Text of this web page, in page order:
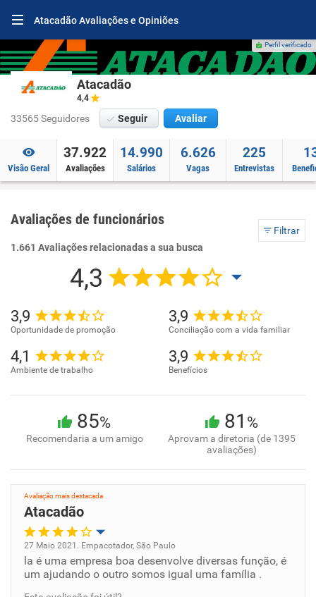
Atacadão Avaliações e Opiniões
Perfil verificado
Atacadão
4,4
33565 Seguidores Seguir Avaliar
Visão Geral
37.922
Avaliações
14.990
Salários
6.626
Vagas
225
Entrevistas
Avaliações de funcionários
Filtrar
1.661 Avaliações relacionadas a sua busca
4,3
3,9
Oportunidade de promoção
3,9
Conciliação com a vida familiar
4,1
Ambiente de trabalho
3,9
Benefícios
85%
Recomendaria a um amigo
81 %
Aprovam a diretoria (de 1395
avaliações)
Avaliação mais destacada
Atacadão
Oportunidade de promoção
27 Maio 2021. Empacotador, São Paulo
la é uma empresa boa desenvolve diversas função, é
um ajudando o outro somos igual uma família .